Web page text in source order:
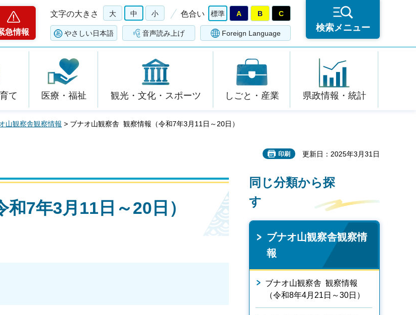
急情報
文字の大きさ 大 中 小 色合い 標準 A B C
やさしい日本語 音声読み上げ Foreign Language
検索メニュー
て 医療・福祉 観光・文化・スポーツ しごと・産業 県政情報・統計
山観察舎観察情報 > ブナオ山観察舎 観察情報（令和7年3月11日～20日）
印刷 更新日：2025年3月31日
7年3月11日～20日）
同じ分類から探
す
ブナオ山観察舎観察情
報
ブナオ山観察舎 観察情報
（令和8年4月21日～30日）